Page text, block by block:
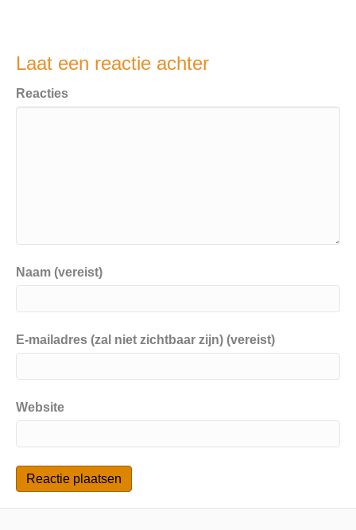
Laat een reactie achter
Reacties
Naam (vereist)
E-mailadres (zal niet zichtbaar zijn) (vereist)
Website